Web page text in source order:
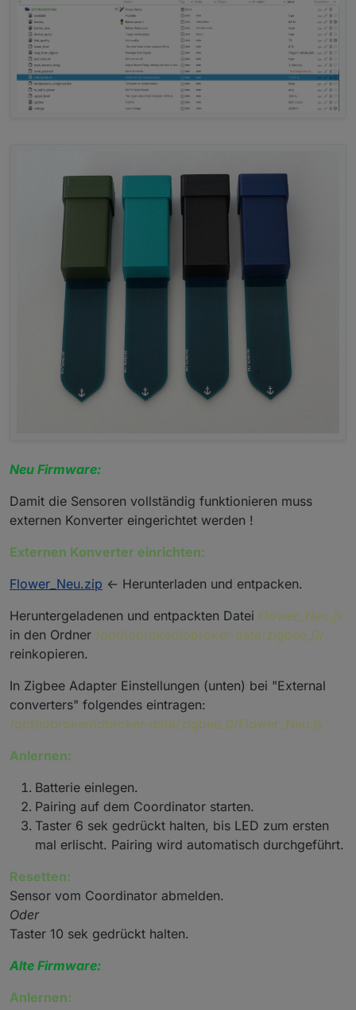
Neu Firmware:
Damit die Sensoren vollständig funktionieren muss
externen Konverter eingerichtet werden !
Externen Konverter einrichten:
Flower_Neu.zip <- Herunterladen und entpacken.
Heruntergeladenen und entpackten Datei Flower_Neu.js
in den Ordner /opt/iobroker/iobroker-data/zigbee_0/
reinkopieren.
In Zigbee Adapter Einstellungen (unten) bei "External
converters" folgendes eintragen:
/opt/iobroker/iobroker-data/zigbee_0/Flower_Neu.js
Anlernen:
Batterie einlegen.
Pairing auf dem Coordinator starten.
Taster 6 sek gedrückt halten, bis LED zum ersten
mal erlischt. Pairing wird automatisch durchgeführt.
Resetten:
Sensor vom Coordinator abmelden.
Oder
Taster 10 sek gedrückt halten.
Alte Firmware:
Anlernen: